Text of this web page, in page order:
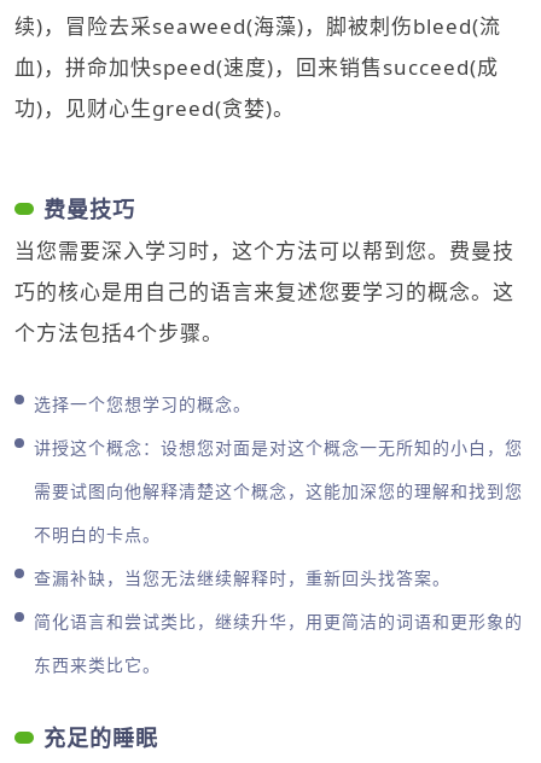
续)，冒险去采seaweed(海藻)，脚被刺伤bleed(流
血)，拼命加快speed(速度)，回来销售succeed(成
功)，见财心生greed(贪婪)。
费曼技巧
当您需要深入学习时，这个方法可以帮到您。费曼技
巧的核心是用自己的语言来复述您要学习的概念。这
个方法包括4个步骤。
选择一个您想学习的概念。
讲授这个概念：设想您对面是对这个概念一无所知的小白，您
需要试图向他解释清楚这个概念，这能加深您的理解和找到您
不明白的卡点。
查漏补缺，当您无法继续解释时，重新回头找答案。
简化语言和尝试类比，继续升华，用更简洁的词语和更形象的
东西来类比它。
充足的睡眠